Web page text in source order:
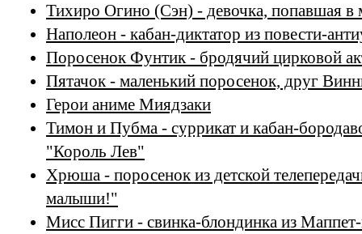
Тихиро Огино (Сэн) - девочка, попавшая в
Наполеон - кабан-диктатор из повести-
Поросенок Фунтик - бродячий цирковой
Пятачок - маленький поросенок, друг
Герои аниме Миядзаки
Тимон и Пубма - суррикат и кабан-
"Король Лев"
Хрюша - поросенок из детской
малыши!"
Мисс Пигги - свинка-блондинка из